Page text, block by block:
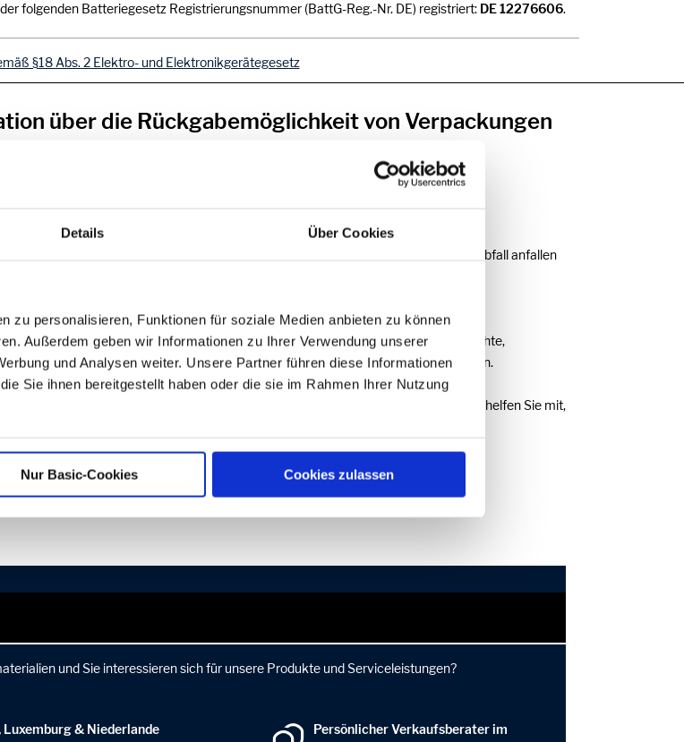
Details Über Cookies
zu personalisieren, Funktionen für soziale Medien anbieten zu können
Außerdem geben wir Informationen zu Ihrer Verwendung unserer
und Analysen weiter. Unsere Partner führen diese Informationen
Sie ihnen bereitgestellt haben oder die sie im Rahmen Ihrer Nutzung
Nur Basic-Cookies Cookies zulassen
folgenden Batteriegesetz Registrierungsnummer (BattG-Reg.-Nr. DE) registriert: DE 12276606.
§18 Abs. 2 Elektro- und Elektronikgerätegesetz
über die Rückgabemöglichkeit von Verpackungen
die nach Gebrauch typischerweise nicht bei privaten Endverbrauchern als Abfall anfallen
Füllgüter und
werden durch uns unentgeltlich zurückgenommen, soweit es sich um gebrauchte,
der gleichen Art, Form und Größe handelt, die wir in unserem Warensortiment führen.
Ort der Rückgabe erhalten sie in der Verkaufsstelle.
nicht in den Restmüll, sondern zurück in den Wirtschaftskreislauf. Mit der Rückgabe helfen Sie mit,
zu erleichtern.
und Sie interessieren sich für unsere Produkte und Serviceleistungen?
Luxemburg & Niederlande
Persönlicher Verkaufsberater im